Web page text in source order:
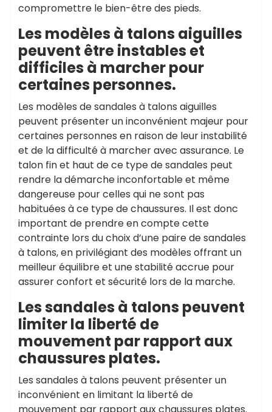
compromettre le bien-être des pieds.
Les modèles à talons aiguilles
peuvent être instables et
difficiles à marcher pour
certaines personnes.
Les modèles de sandales à talons aiguilles
peuvent présenter un inconvénient majeur pour
certaines personnes en raison de leur instabilité
et de la difficulté à marcher avec assurance. Le
talon fin et haut de ce type de sandales peut
rendre la démarche inconfortable et même
dangereuse pour celles qui ne sont pas
habituées à ce type de chaussures. Il est donc
important de prendre en compte cette
contrainte lors du choix d’une paire de sandales
à talons, en privilégiant des modèles offrant un
meilleur équilibre et une stabilité accrue pour
assurer confort et sécurité lors de la marche.
Les sandales à talons peuvent
limiter la liberté de
mouvement par rapport aux
chaussures plates.
Les sandales à talons peuvent présenter un
inconvénient en limitant la liberté de